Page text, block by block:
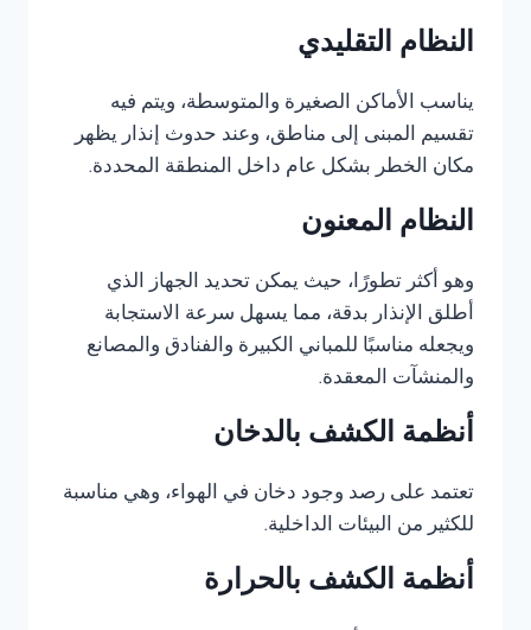
النظام التقليدي
يناسب الأماكن الصغيرة والمتوسطة، ويتم فيه
تقسيم المبنى إلى مناطق، وعند حدوث إنذار يظهر
مكان الخطر بشكل عام داخل المنطقة المحددة.
النظام المعنون
وهو أكثر تطورًا، حيث يمكن تحديد الجهاز الذي
أطلق الإنذار بدقة، مما يسهل سرعة الاستجابة
ويجعله مناسبًا للمباني الكبيرة والفنادق والمصانع
والمنشآت المعقدة.
أنظمة الكشف بالدخان
تعتمد على رصد وجود دخان في الهواء، وهي مناسبة
للكثير من البيئات الداخلية.
أنظمة الكشف بالحرارة